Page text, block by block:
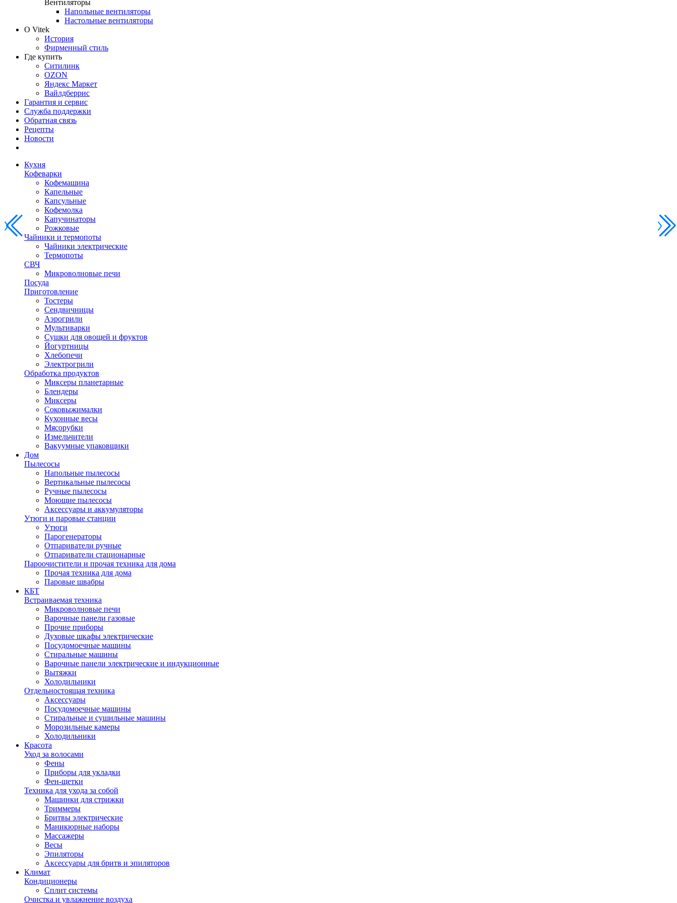
Вентиляторы
Напольные вентиляторы
Настольные вентиляторы
О Vitek
История
Фирменный стиль
Где купить
Ситилинк
OZON
Яндекс Маркет
Вайлдберрис
Гарантия и сервис
Служба поддержки
Обратная связь
Рецепты
Новости
Кухня
Кофеварки
Кофемашина
Капельные
Капсульные
Кофемолка
Капучинаторы
Рожковые
Чайники и термопоты
Чайники электрические
Термопоты
СВЧ
Микроволновые печи
Посуда
Приготовление
Тостеры
Сендвичницы
Аэрогрили
Мультиварки
Сушки для овощей и фруктов
Йогуртницы
Хлебопечи
Электрогрили
Обработка продуктов
Миксеры планетарные
Блендеры
Миксеры
Соковыжималки
Кухонные весы
Мясорубки
Измельчители
Вакуумные упаковщики
Дом
Пылесосы
Напольные пылесосы
Вертикальные пылесосы
Ручные пылесосы
Моющие пылесосы
Аксессуары и аккумуляторы
Утюги и паровые станции
Утюги
Парогенераторы
Отпариватели ручные
Отпариватели стационарные
Пароочистители и прочая техника для дома
Прочая техника для дома
Паровые швабры
КБТ
Встраиваемая техника
Микроволновые печи
Варочные панели газовые
Прочие приборы
Духовые шкафы электрические
Посудомоечные машины
Стиральные машины
Варочные панели электрические и индукционные
Вытяжки
Холодильники
Отдельностоящая техника
Аксессуары
Посудомоечные машины
Стиральные и сушильные машины
Морозильные камеры
Холодильники
Красота
Уход за волосами
Фены
Приборы для укладки
Фен-щетки
Техника для ухода за собой
Машинки для стрижки
Триммеры
Бритвы электрические
Маникюрные наборы
Массажеры
Весы
Эпиляторы
Аксессуары для бритв и эпиляторов
Климат
Кондиционеры
Сплит системы
Очистка и увлажнение воздуха